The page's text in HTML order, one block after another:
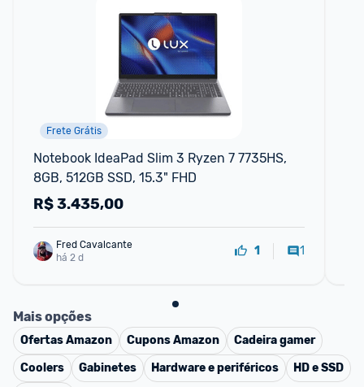
Frete Grátis
Notebook IdeaPad Slim 3 Ryzen 7 7735HS,
8GB, 512GB SSD, 15.3" FHD
R$3.435,00
Fred Cavalcante
há 2 d
1 1
Mais opções
OfertasAmazon CuponsAmazon
Cadeira gamer
Coolers
Gabinetes Hardware e periféricos
HD e SSD